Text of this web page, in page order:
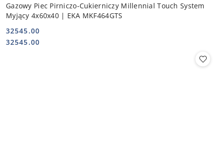
Gazowy Piec Pirniczo-Cukierniczy Millennial Touch System
Myjący 4x60x40 | EKA MKF464GTS
Cena:
32545.00
Cena:
32545.00